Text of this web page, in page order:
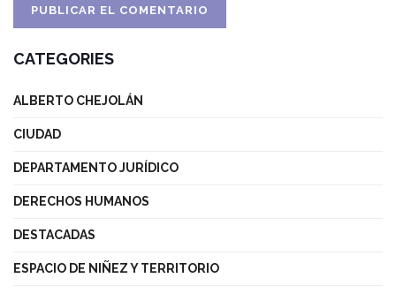
CATEGORIES
ALBERTO CHEJOLÁN
CIUDAD
DEPARTAMENTO JURÍDICO
DERECHOS HUMANOS
DESTACADAS
ESPACIO DE NIÑEZ Y TERRITORIO